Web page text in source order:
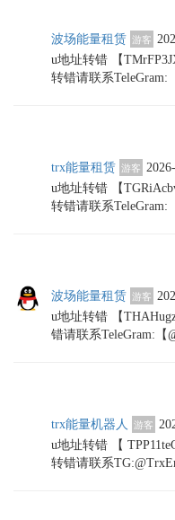
波场能量租赁 游客
u地址转错 【
转错请联系TeleGram:
trx能量租赁 游客
u地址转错 【
转错请联系TeleGram:
波场能量租赁 游客
u地址转错 【
错请联系TeleGram:【
trx能量机器人 游客
u地址转错 【
转错请联系